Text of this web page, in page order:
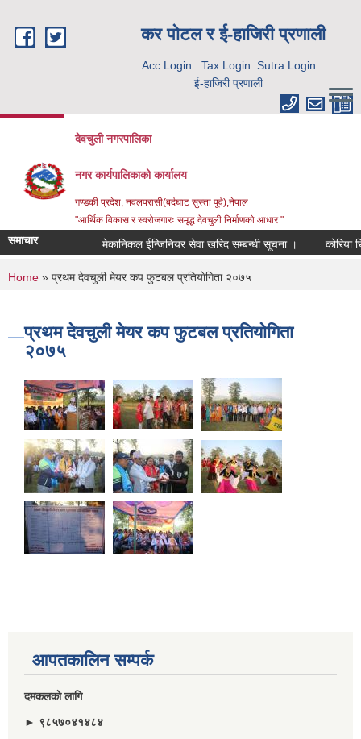
कर पाेटल र ई-हाजिरी प्रणाली
Acc Login Tax Login Sutra Login
ई-हाजिरी प्रणाली
देवचुली नगरपालिका
नगर कार्यपालिकाको कार्यालय
गण्डकी प्रदेश, नवलपरासी(बर्दघाट सुस्ता पूर्व),नेपाल
"आर्थिक विकास र स्वरोजगारः समृद्ध देवचुली निर्माणको आधार "
समाचार मेकानिकल ईन्जिनियर सेवा खरिद सम्बन्धी सूचना । कोरिया
You are here
Home » प्रथम देवचुली मेयर कप फुटबल प्रतियाेगिता २०७५
प्रथम देवचुली मेयर कप फुटबल प्रतियाेगिता
२०७५
आपतकालिन सम्पर्क
दमकलकाे लागि
► ९८५७०४१४८४